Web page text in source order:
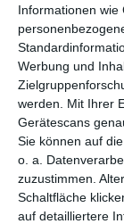
Informationen wie
Werbung und
werden.
Mit Ihrer
Gerätescans
Sie können auf
o. a.
zuzustimmen.
Schaltfläche
auf detailliertere
ist Somebody.
Aber auch junge
um die Gunst
Geschichte
Grace stellt uns
göttlichen
einen etwas
anbietet. Dazu
dieses Jahr unter
zur besonderen